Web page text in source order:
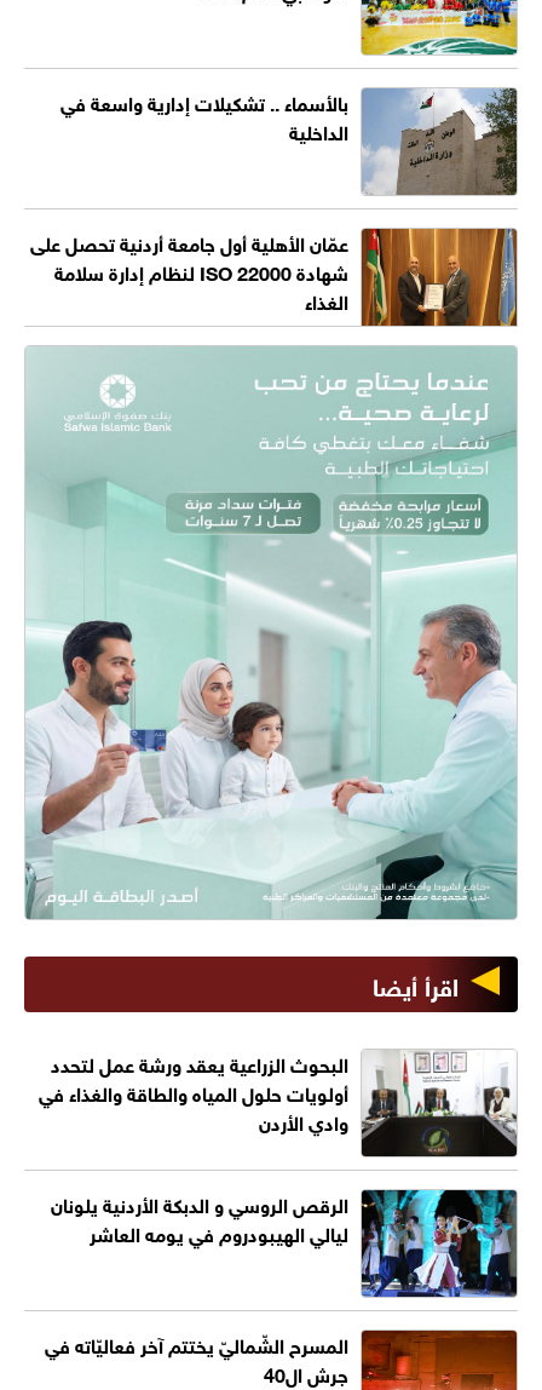
بالأسماء .. تشكيلات إدارية واسعة في
الداخلية
عمّان الأهلية أول جامعة أردنية تحصل على
شهادة ISO 22000 لنظام إدارة سلامة
الغذاء
اقرأ أيضا
البحوث الزراعية يعقد ورشة عمل لتحدد
أولويات حلول المياه والطاقة والغذاء في
وادي الأردن
الرقص الروسي و الدبكة الأردنية يلونان
ليالي الهيبودروم في يومه العاشر
المسرح الشّماليّ يختتم آخر فعاليّاته في
جرش ال40